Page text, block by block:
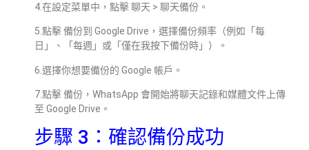
4.在設定菜單中，點擊 聊天 > 聊天備份。
5.點擊 備份到 Google Drive，選擇備份頻率（例如「每
日」、「每週」或「僅在我按下備份時」）。
6.選擇你想要備份的 Google 帳戶。
7.點擊 備份，WhatsApp 會開始將聊天記錄和媒體文件上傳
至 Google Drive。
步驟 3：確認備份成功